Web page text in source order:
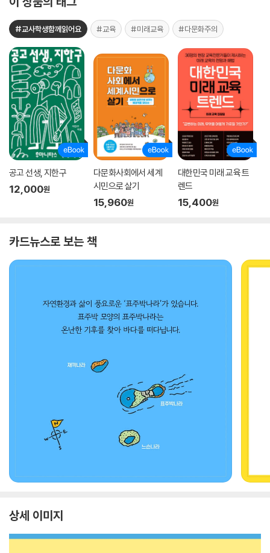
#교사학생함께읽어요 #교육 #미래교육 #다문화주의
공고 선생, 지한구
12,000원
다문화사회에서 세계
시민으로 살기
15,960원
대한민국 미래 교육 트
렌드
15,400원
카드뉴스로 보는 책
상세 이미지